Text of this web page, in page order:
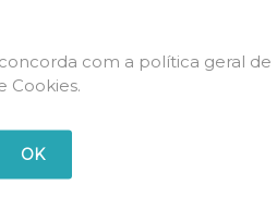
com a política geral de
Cookies.
OK